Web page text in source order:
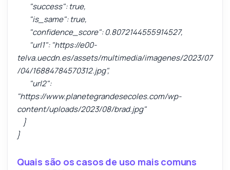
"success": true,
"is_same": true,
"confidence_score": 0.8072144555914527,
"url1": "https://e00-
telva.uecdn.es/assets/multimedia/imagenes/2023/07
/04/16884784570312.jpg",
"url2":
"https://www.planetegrandesecoles.com/wp-
content/uploads/2023/08/brad.jpg"
}
}
Quais são os casos de uso mais comuns